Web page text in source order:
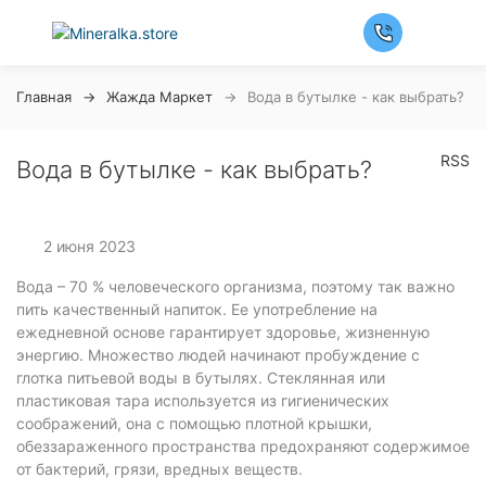
Главная Жажда Маркет Вода в бутылке - как выбрать?
Вода в бутылке - как выбрать? RSS
2 июня 2023
Вода – 70 % человеческого организма, поэтому так важно
пить качественный напиток. Ее употребление на
ежедневной основе гарантирует здоровье, жизненную
энергию. Множество людей начинают пробуждение с
глотка питьевой воды в бутылях. Стеклянная или
пластиковая тара используется из гигиенических
соображений, она с помощью плотной крышки,
обеззараженного пространства предохраняют содержимое
от бактерий, грязи, вредных веществ.